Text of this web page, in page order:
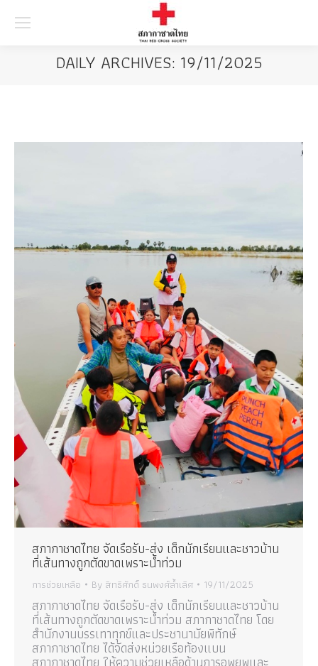
DAILY ARCHIVES: 19/11/2025
สภากาชาดไทย จัดเรือรับ-ส่ง เด็กนักเรียนและชาวบ้าน
ที่เส้นทางถูกตัดขาดเพราะน้ำท่วม
การช่วยเหลือ By สิทธิศักดิ์ ธนพงศ์ล้ำเลิศ 19/11/2025
สภากาชาดไทย จัดเรือรับ-ส่ง เด็กนักเรียนและชาวบ้าน
ที่เส้นทางถูกตัดขาดเพราะน้ำท่วม สภากาชาดไทย โดย
สำนักงานบรรเทาทุกข์และประชานามัยพิทักษ์
สภากาชาดไทย ได้จัดส่งหน่วยเรือท้องแบน
สภากาชาดไทย ให้ความช่วยเหลือด้านการอพยพและ